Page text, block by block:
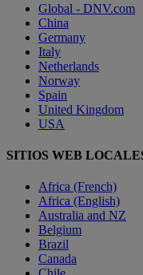
Global - DNV.com
China
Germany
Italy
Netherlands
Norway
Spain
United Kingdom
USA
SITIOS WEB
Africa (French)
Africa (English)
Australia and NZ
Belgium
Brazil
Canada